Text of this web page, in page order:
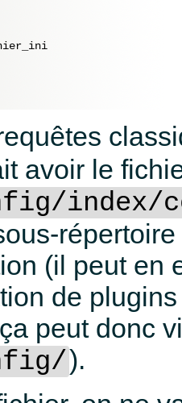
avoir le
index/
(il peut en
de
peut donc
).